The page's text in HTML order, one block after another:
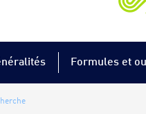
Formules et